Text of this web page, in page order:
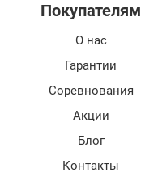
Покупателям
О нас
Гарантии
Соревнования
Акции
Блог
Контакты